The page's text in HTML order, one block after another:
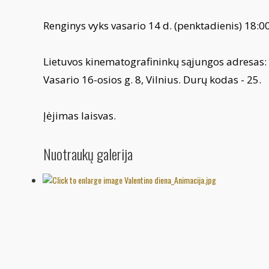
Renginys vyks vasario 14 d. (penktadienis)
Lietuvos kinematografininkų sąjungos adresas:
Vasario 16-osios g. 8, Vilnius. Durų kodas - 25.
Įėjimas laisvas.
Nuotraukų galerija